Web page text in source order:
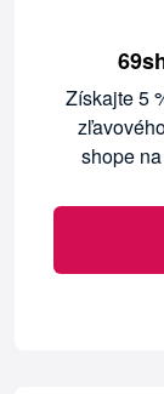
Získajte 5
shope